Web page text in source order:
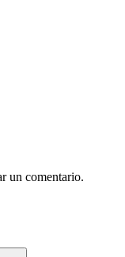
un comentario.